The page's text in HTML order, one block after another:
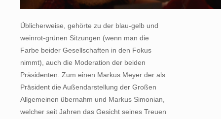
Üblicherweise, gehörte zu der blau-gelb und
weinrot-grünen Sitzungen (wenn man die
Farbe beider Gesellschaften in den Fokus
nimmt), auch die Moderation der beiden
Präsidenten. Zum einen Markus Meyer der als
Präsident die Außendarstellung der Großen
Allgemeinen übernahm und Markus Simonian,
welcher seit Jahren das Gesicht seines Treuen